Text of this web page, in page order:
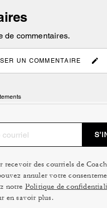
de commentaires.
UN COMMENTAIRE
recevoir des courriels de
annuler votre
notre Politique de
en savoir plus.